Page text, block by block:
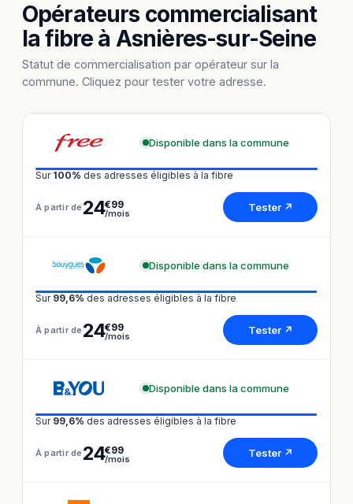
Opérateurs commercialisant
la fibre à Asnières-sur-Seine
Statut de commercialisation par opérateur sur la
commune. Cliquez pour tester votre adresse.
Disponible dans la commune
Sur 100% des adresses éligibles à la fibre
À partir de 24€99
/mois Tester ↗
Disponible dans la commune
Sur 99,6% des adresses éligibles à la fibre
À partir de 24€99
/mois Tester ↗
Disponible dans la commune
Sur 99,6% des adresses éligibles à la fibre
À partir de 24€99
/mois Tester ↗